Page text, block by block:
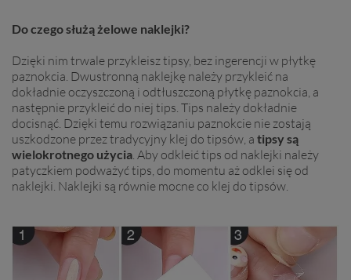
Do czego służą żelowe naklejki?
Dzięki nim trwale przykleisz tipsy, bez ingerencji w płytkę
paznokcia. Dwustronną naklejkę należy przykleić na
dokładnie oczyszczoną i odtłuszczoną płytkę paznokcia, a
następnie przykleić do niej tips. Tips należy dokładnie
docisnąć. Dzięki temu rozwiązaniu paznokcie nie zostają
uszkodzone przez tradycyjny klej do tipsów, a tipsy są
wielokrotnego użycia. Aby odkleić tips od naklejki należy
patyczkiem podważyć tips, do momentu aż odklei się od
naklejki. Naklejki są równie mocne co klej do tipsów.